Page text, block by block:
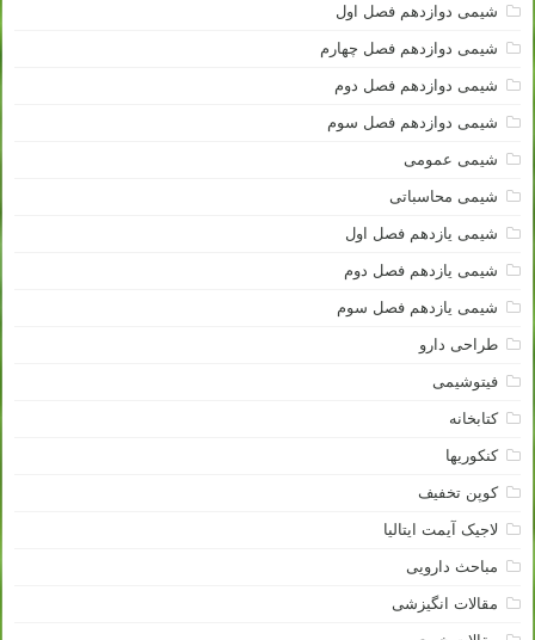
شیمی دوازدهم فصل اول
شیمی دوازدهم فصل چهارم
شیمی دوازدهم فصل دوم
شیمی دوازدهم فصل سوم
شیمی عمومی
شیمی محاسباتی
شیمی یازدهم فصل اول
شیمی یازدهم فصل دوم
شیمی یازدهم فصل سوم
طراحی دارو
فیتوشیمی
کتابخانه
کنکوریها
کوپن تخفیف
لاجیک آیمت ایتالیا
مباحث دارویی
مقالات انگیزشی